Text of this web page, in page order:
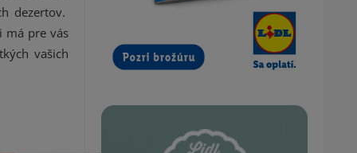
dezertov.
má pre vás
vašich